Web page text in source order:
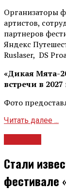
Организаторы
артистов,
партнеров
Яндекс
Ruslaser, DS
«Дикая Мята-
встречи в 2027
Фото
Читать далее ...
Стали
фестивале